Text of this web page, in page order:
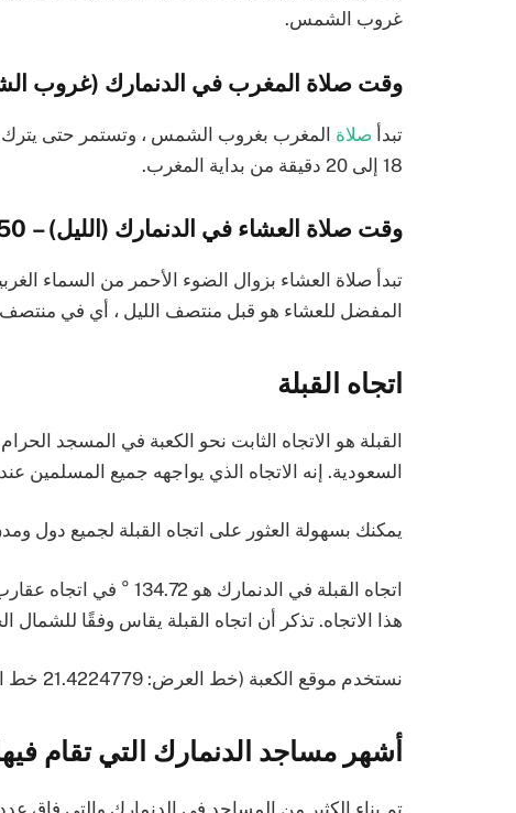
غروب الشمس.
وقت صلاة المغرب في الدنمارك (غروب الشمس) –
تبدأ صلاة المغرب بغروب الشمس ، وتستمر حتى يترك
18 إلى 20 دقيقة من بداية المغرب.
وقت صلاة العشاء في الدنمارك (الليل) – 9:50 مساءً
تبدأ صلاة العشاء بزوال الضوء الأحمر من السماء
المفضل للعشاء هو قبل منتصف الليل ، أي في
اتجاه القبلة
القبلة هو الاتجاه الثابت نحو الكعبة في المسجد
السعودية. إنه الاتجاه الذي يواجهه جميع المسلمين عند
يمكنك بسهولة العثور على اتجاه القبلة لجميع دول
اتجاه القبلة في
هذا الاتجاه. تذكر أن اتجاه القبلة يقاس وفقًا للشمال
نستخدم موقع الكعبة (خط العرض: 21.4224779 خط الطول 39.8251832) لحساب اتجاه القبل.
أشهر مساجد الدنمارك التي تقام